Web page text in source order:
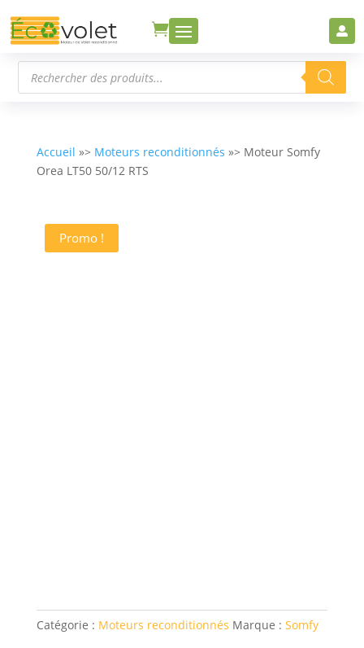
 
Recherche
produits
Accueil »> Moteurs reconditionnés »> Moteur Somfy
Orea LT50 50/12 RTS
Promo !
Catégorie : Moteurs reconditionnés Marque : Somfy